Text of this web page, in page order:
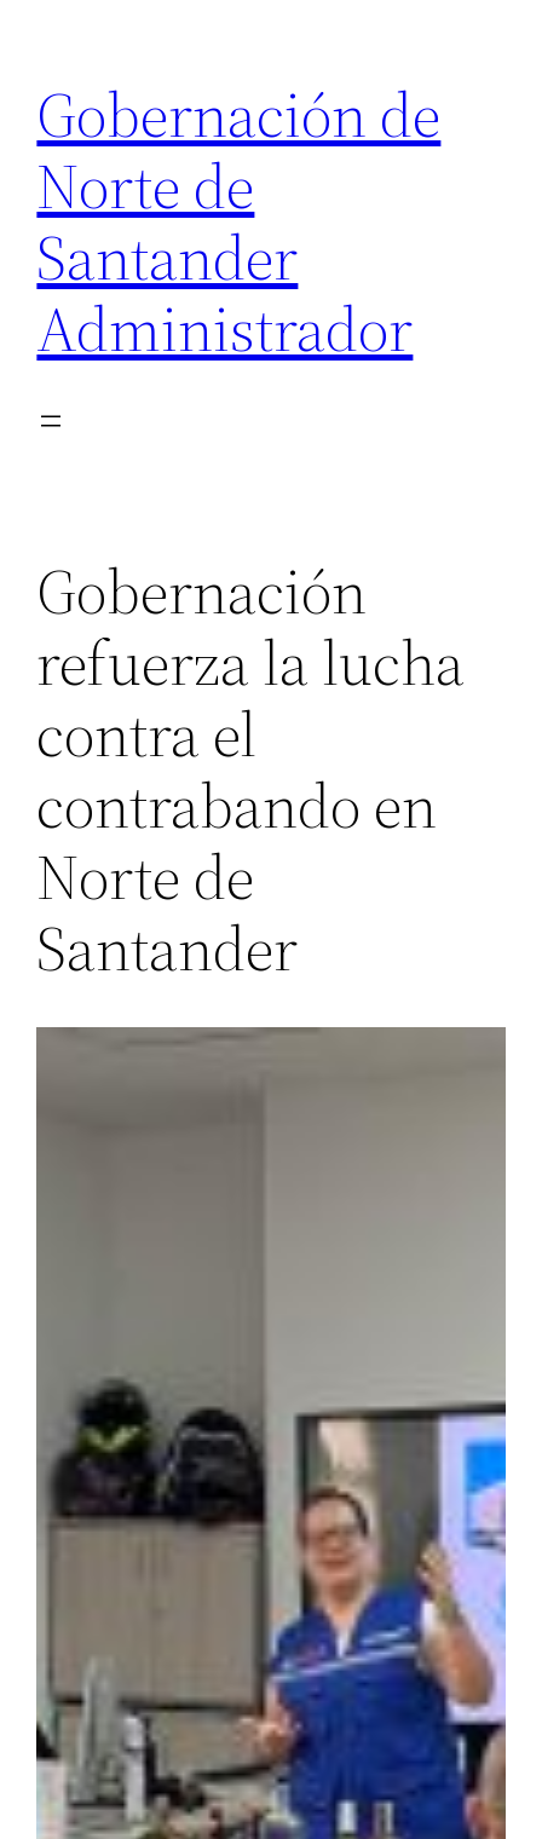
contenido
Gobernación de
Norte de
Santander
Administrador
Gobernación
refuerza la lucha
contra el
contrabando en
Norte de
Santander